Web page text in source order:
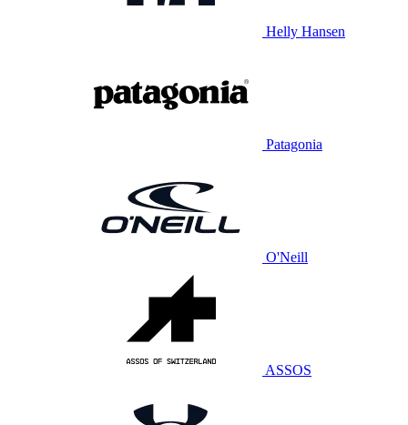
Helly Hansen
Patagonia
O'Neill
ASSOS